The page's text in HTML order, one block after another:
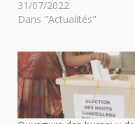
31/07/2022
Dans "Actualités"